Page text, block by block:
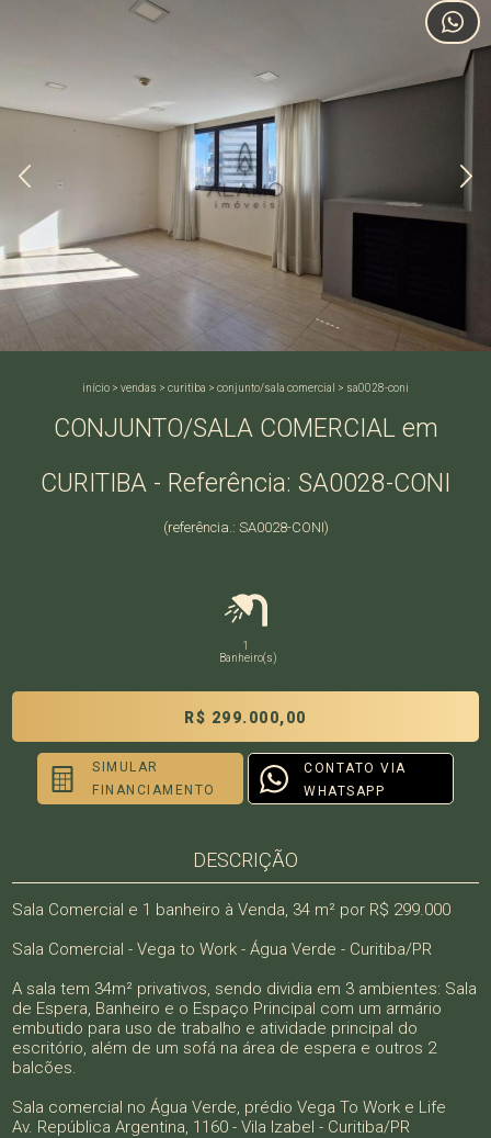
início > vendas > curitiba > conjunto/sala comercial > sa0028-coni
CONJUNTO/SALA COMERCIAL em
CURITIBA - Referência: SA0028-CONI
(referência.: SA0028-CONI)
1
Banheiro(s)
R$ 299.000,00
SIMULAR
FINANCIAMENTO
CONTATO VIA
WHATSAPP
DESCRIÇÃO
Sala Comercial e 1 banheiro à Venda, 34 m² por R$ 299.000
Sala Comercial - Vega to Work - Água Verde - Curitiba/PR
A sala tem 34m² privativos, sendo dividia em 3 ambientes: Sala
de Espera, Banheiro e o Espaço Principal com um armário
embutido para uso de trabalho e atividade principal do
escritório, além de um sofá na área de espera e outros 2
balcões.
Sala comercial no Água Verde, prédio Vega To Work e Life
Av. República Argentina, 1160 - Vila Izabel - Curitiba/PR